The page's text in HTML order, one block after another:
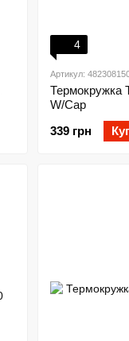
4
Артикул:
Термокружка
W/Cap
339 грн